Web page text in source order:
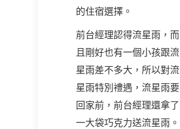
的住宿選擇。
前台經理認得流星雨，而
且剛好也有一個小孩跟流
星雨差不多大，所以對流
星雨特別禮遇，流星雨要
回家前，前台經理還拿了
一大袋巧克力送流星雨。